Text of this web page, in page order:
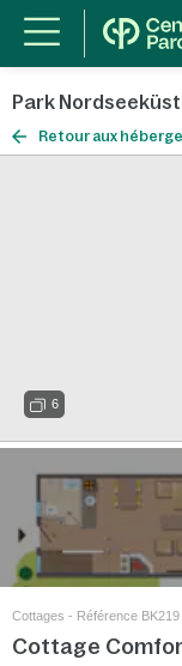
Park
Retour aux
6
Cottages - Référence BK219
Cottage